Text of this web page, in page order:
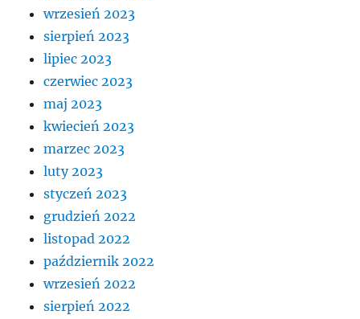
wrzesień 2023
sierpień 2023
lipiec 2023
czerwiec 2023
maj 2023
kwiecień 2023
marzec 2023
luty 2023
styczeń 2023
grudzień 2022
listopad 2022
październik 2022
wrzesień 2022
sierpień 2022